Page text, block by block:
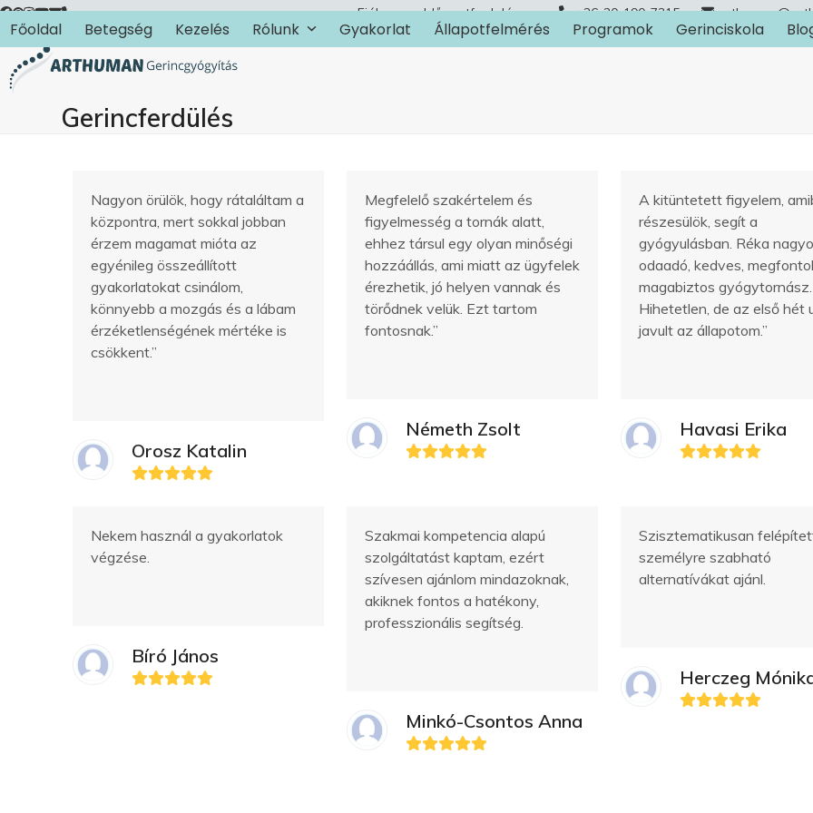
Skip
to
content
Fiókom Időpontfoglalás +36-30-190-7315
Főoldal Betegség Kezelés Rólunk Gyakorlat Állapotfelmérés Programok Gerinciskola
Gerincferdülés
Nagyon örülök, hogy rátaláltam a
központra, mert sokkal jobban
érzem magamat mióta az
egyénileg összeállított
gyakorlatokat csinálom,
könnyebb a mozgás és a lábam
érzéketlenségének mértéke is
csökkent.”
Orosz Katalin
Megfelelő szakértelem és
figyelmesség a tornák alatt,
ehhez társul egy olyan minőségi
hozzáállás, ami miatt az ügyfelek
érezhetik, jó helyen vannak és
törődnek velük. Ezt tartom
fontosnak.”
Németh Zsolt
A kitüntetett figyelem,
részesülök, segít a
gyógyulásban. Réka
odaadó, kedves,
magabiztos gyógytornász.
Hihetetlen, de az első hét
javult az állapotom.”
Havasi Erika
Nekem használ a gyakorlatok
végzése.
Bíró János
Szakmai kompetencia alapú
szolgáltatást kaptam, ezért
szívesen ajánlom mindazoknak,
akiknek fontos a hatékony,
professzionális segítség.
Minkó-Csontos Anna
Szisztematikusan
személyre szabható
alternatívákat ajánl.
Herczeg